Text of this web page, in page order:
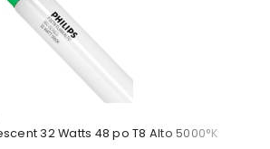
32 Watts 48 po T8 Alto 5000°K